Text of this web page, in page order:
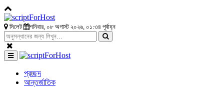
সিলেট শনিবার, ০৮ অগাস্ট ২০২৬, ০১:৩৪ পূর্বাহ্ন
প্রচ্ছদ
আন্তর্জাতিক